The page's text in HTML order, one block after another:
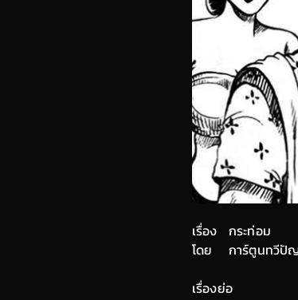
เรื่อง
โดย
กระท่อม
การ์ตูนทวีปั
เรื่องย่อ